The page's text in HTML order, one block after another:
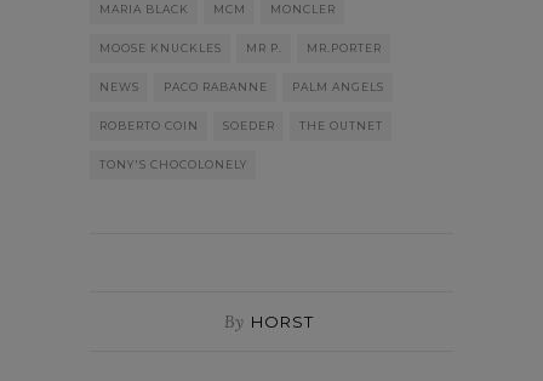
MARIA BLACK MCM MONCLER
MOOSE KNUCKLES MR P. MR.PORTER
NEWS PACO RABANNE PALM ANGELS
ROBERTO COIN SOEDER THE OUTNET
TONY'S CHOCOLONELY
By HORST